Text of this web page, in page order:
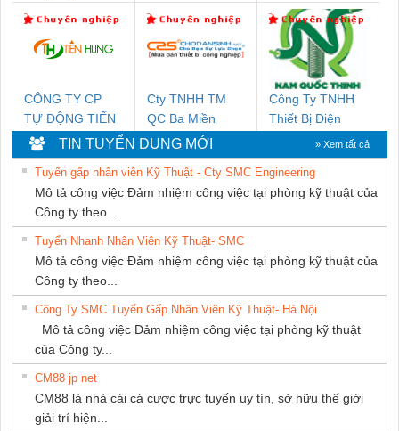
THƯỢNG ĐÌNH
DONG THANH
CÔNG TY CP
TỰ ĐỘNG TIẾN
HƯNG
Cty TNHH TM
QC Ba Miền
Công Ty TNHH
Thiết Bị Điện
Nam Quốc Thịnh
TIN TUYỂN DỤNG MỚI » Xem tất cả
Tuyển gấp nhân viên Kỹ Thuật - Cty SMC Engineering
Mô tả công việc Đảm nhiệm công việc tại phòng kỹ thuật của
Công ty theo...
Tuyển Nhanh Nhân Viên Kỹ Thuật- SMC
Mô tả công việc Đảm nhiệm công việc tại phòng kỹ thuật của
Công ty theo...
Công Ty SMC Tuyển Gấp Nhân Viên Kỹ Thuật- Hà Nội
Mô tả công việc Đảm nhiệm công việc tại phòng kỹ thuật
của Công ty...
CM88 jp net
CM88 là nhà cái cá cược trực tuyến uy tín, sở hữu thế giới
giải trí hiện...